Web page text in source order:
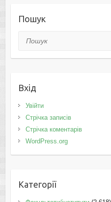
Пошук
Пошук
Вхід
Увійти
Стрічка записів
Стрічка коментарів
WordPress.org
Категорії